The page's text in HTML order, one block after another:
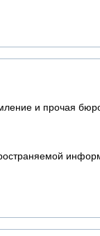
и прочая